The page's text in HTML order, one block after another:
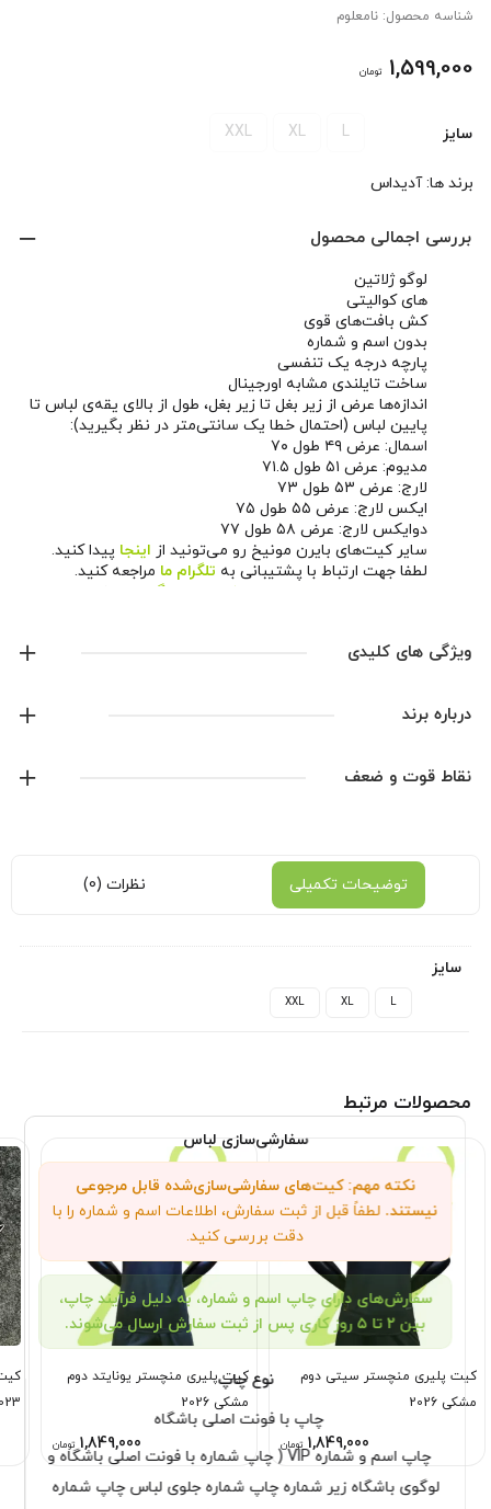
شناسه محصول: نامعلوم
1,599,000 تومان
سایز L
XL
XXL
سفارشی‌سازی لباس
نکته مهم: کیت‌های سفارشی‌سازی‌شده قابل مرجوعی
نیستند. لطفاً قبل از ثبت سفارش، اطلاعات اسم و شماره را با
دقت بررسی کنید.
سفارش‌های دارای چاپ اسم و شماره، به دلیل فرآیند چاپ،
بین ۲ تا ۵ روز کاری پس از ثبت سفارش ارسال می‌شوند.
نوع چاپ
چاپ با فونت اصلی باشگاه
چاپ اسم و شماره VIP ( چاپ شماره با فونت اصلی باشگاه و
لوگوی باشگاه زیر شماره چاپ شماره جلوی لباس چاپ شماره
برند ها:آدیداس
بررسی اجمالی محصول
لوگو ژلاتین
های کوالیتی
کش بافت‌های قوی
بدون اسم و شماره
پارچه درجه یک تنفسی
ساخت تایلندی مشابه اورجینال
اندازه‌ها عرض از زیر بغل تا زیر بغل، طول از بالای یقه‌ی لباس تا
پایین لباس (احتمال خطا یک سانتی‌متر در نظر بگیرید):
اسمال: عرض ۴۹ طول ۷۰
مدیوم: عرض ۵۱ طول ۷۱.۵
لارج: عرض ۵۳ طول ۷۳
ایکس لارج: عرض ۵۵ طول ۷۵
دوایکس لارج: عرض ۵۸ طول ۷۷
سایر کیت‌های بایرن مونیخ رو می‌تونید از اینجا پیدا کنید.
لطفا جهت ارتباط با پشتیبانی به تلگرام ما مراجعه کنید.
صفحه اینستاگرام ما
ویژگی های کلیدی
کیفیت پلیری
درباره برند
آدیداس
نقاط قوت و ضعف
توضیحات تکمیلی نظرات (0)
سایز
L
XL
XXL
محصولات مرتبط
کیت پلیری منچستر سیتی دوم
مشکی 2026
1,849,000 تومان
کیت پلیری منچستر یونایتد دوم
مشکی 2026
1,849,000 تومان